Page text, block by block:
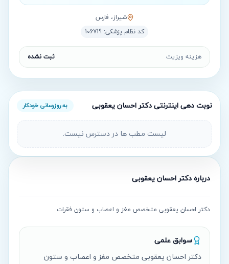
شيراز، فارس
کد نظام پزشکی: 106719
هزینه ویزیت ثبت نشده
نوبت‌ دهی اینترنتیدکتر احسان یعقوبی به روزرسانی خودکار
لیست مطب ها در دسترس نیست.
دربارهدکتر احسان یعقوبی
دکتر احسان یعقوبی متخصص مغز و اعصاب و ستون فقرات
سوابق علمی
دکتر احسان یعقوبی متخصص مغز و اعصاب و ستون